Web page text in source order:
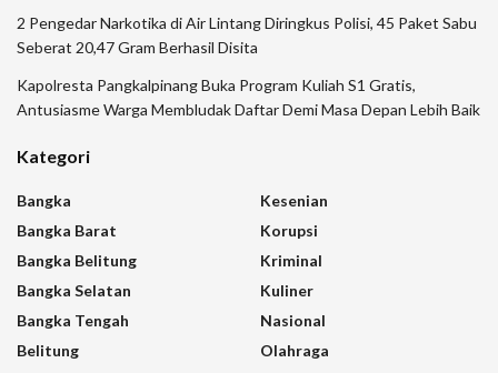
2 Pengedar Narkotika di Air Lintang Diringkus Polisi, 45 Paket Sabu
Seberat 20,47 Gram Berhasil Disita
Kapolresta Pangkalpinang Buka Program Kuliah S1 Gratis,
Antusiasme Warga Membludak Daftar Demi Masa Depan Lebih Baik
Kategori
Bangka
Bangka Barat
Bangka Belitung
Bangka Selatan
Bangka Tengah
Belitung
Kesenian
Korupsi
Kriminal
Kuliner
Nasional
Olahraga